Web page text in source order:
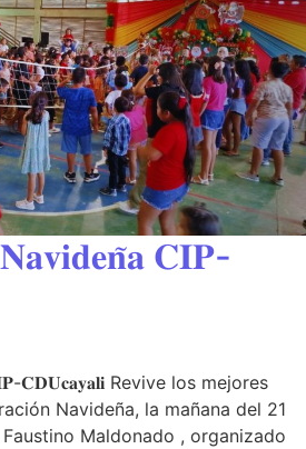
𝐍𝐚𝐯𝐢𝐝𝐞𝐧̃𝐚 𝐂𝐈𝐏-
𝐂𝐃𝐔𝐜𝐚𝐲𝐚𝐥𝐢 Revive los mejores
Navideña, la mañana del 21
Maldonado , organizado